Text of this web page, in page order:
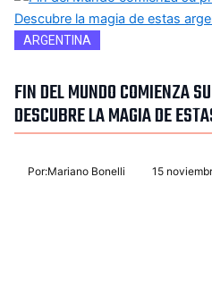
ARGENTINA
FIN DEL MUNDO COMIENZA
DESCUBRE LA MAGIA DE
Por:Mariano Bonelli 15